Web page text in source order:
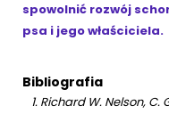
spowolnić rozwój
psa i jego właściciela.
Bibliografia
Richard W. Nelson,